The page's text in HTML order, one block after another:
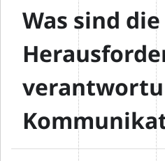
Was sind die